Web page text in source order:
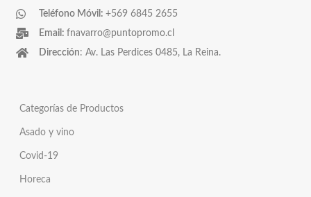
Teléfono Móvil: +569 6845 2655
Email: fnavarro@puntopromo.cl
Dirección: Av. Las Perdices 0485, La Reina.
Categorías de Productos
Asado y vino
Covid-19
Horeca